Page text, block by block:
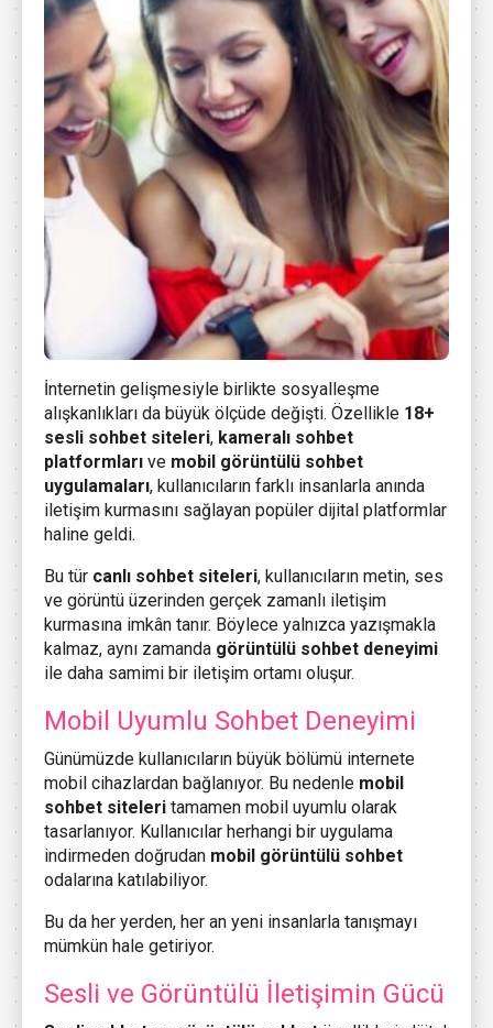
İnternetin gelişmesiyle birlikte sosyalleşme
alışkanlıkları da büyük ölçüde değişti. Özellikle 18+
sesli sohbet siteleri, kameralı sohbet
platformları ve mobil görüntülü sohbet
uygulamaları, kullanıcıların farklı insanlarla anında
iletişim kurmasını sağlayan popüler dijital platformlar
haline geldi.
Bu tür canlı sohbet siteleri, kullanıcıların metin, ses
ve görüntü üzerinden gerçek zamanlı iletişim
kurmasına imkân tanır. Böylece yalnızca yazışmakla
kalmaz, aynı zamanda görüntülü sohbet deneyimi
ile daha samimi bir iletişim ortamı oluşur.
Mobil Uyumlu Sohbet Deneyimi
Günümüzde kullanıcıların büyük bölümü internete
mobil cihazlardan bağlanıyor. Bu nedenle mobil
sohbet siteleri tamamen mobil uyumlu olarak
tasarlanıyor. Kullanıcılar herhangi bir uygulama
indirmeden doğrudan mobil görüntülü sohbet
odalarına katılabiliyor.
Bu da her yerden, her an yeni insanlarla tanışmayı
mümkün hale getiriyor.
Sesli ve Görüntülü İletişimin Gücü